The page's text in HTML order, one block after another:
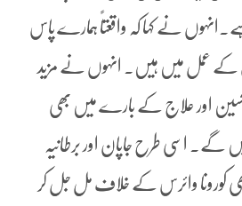
نے کہا کہ واقعتاً ہمارے پاس
کے عمل میں ہیں۔ انہوں نے مزید
اور علاج کے بارے میں بھی
گے۔ اسی طرح جاپان اور برطانیہ
کورونا وائرس کے خلاف مل جل کر